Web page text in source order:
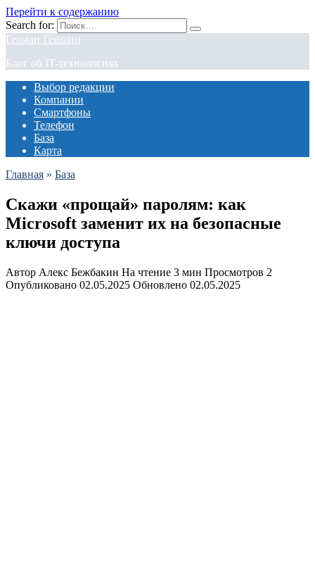
Перейти к содержанию
Search for:
Герман Геншин
Блог об IT-технологиях
Выбор редакции
Компании
Смартфоны
Телефон
База
Карта
Главная » База
Скажи «прощай» паролям: как
Microsoft заменит их на безопасные
ключи доступа
Автор Алекс Бежбакин На чтение 3 мин Просмотров 2
Опубликовано 02.05.2025 Обновлено 02.05.2025